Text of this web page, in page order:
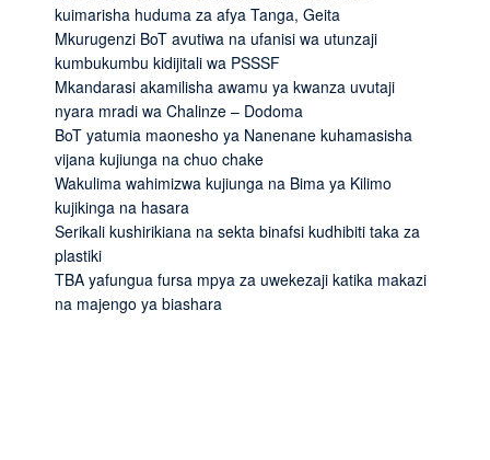
kuimarisha huduma za afya Tanga, Geita
Mkurugenzi BoT avutiwa na ufanisi wa utunzaji
kumbukumbu kidijitali wa PSSSF
Mkandarasi akamilisha awamu ya kwanza uvutaji
nyara mradi wa Chalinze – Dodoma
BoT yatumia maonesho ya Nanenane kuhamasisha
vijana kujiunga na chuo chake
Wakulima wahimizwa kujiunga na Bima ya Kilimo
kujikinga na hasara
Serikali kushirikiana na sekta binafsi kudhibiti taka za
plastiki
TBA yafungua fursa mpya za uwekezaji katika makazi
na majengo ya biashara